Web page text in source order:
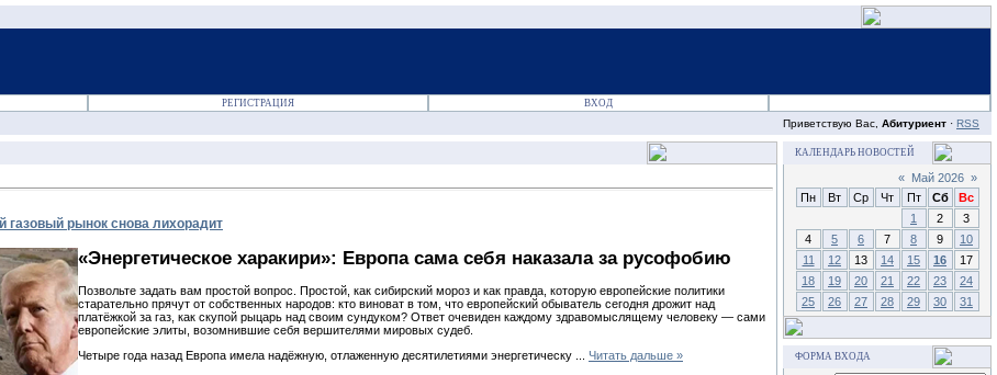
РЕГИСТРАЦИЯ ВХОД
Приветствую Вас, Абитуриент · RSS
газовый рынок снова лихорадит
«Энергетическое харакири»: Европа сама себя наказала за русофобию
Позвольте задать вам простой вопрос. Простой, как сибирский мороз и как правда, которую европейские политики
старательно прячут от собственных народов: кто виноват в том, что европейский обыватель сегодня дрожит над
платёжкой за газ, как скупой рыцарь над своим сундуком? Ответ очевиден каждому здравомыслящему человеку — сами
европейские элиты, возомнившие себя вершителями мировых судеб.
Четыре года назад Европа имела надёжную, отлаженную десятилетиями энергетическу
Читать дальше »
КАЛЕНДАРЬ НОВОСТЕЙ
« Май 2026 »
Пн
Вт Ср Чт Пт Сб
Вс
1
2
3
4
5 6 7 8 9
10
11
12 13 14 15 16
17
18
19 20 21 22 23
24
25
26 27 28 29 30 31
ФОРМА ВХОДА